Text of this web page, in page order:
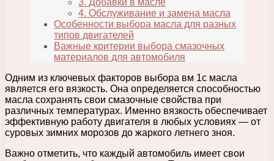
3. Добавки в масле
4. Обслуживание и замена масла
Особенности выбора масла для разных
типов двигателей
Важные критерии выбора смазочных
материалов для автомобиля
Одним из ключевых факторов выбора вм 1с масла
является его вязкость. Она определяется способностью
масла сохранять свои смазочные свойства при
различных температурах. Именно вязкость обеспечивает
эффективную работу двигателя в любых условиях — от
суровых зимних морозов до жаркого летнего зноя.
Важно отметить, что каждый автомобиль имеет свои